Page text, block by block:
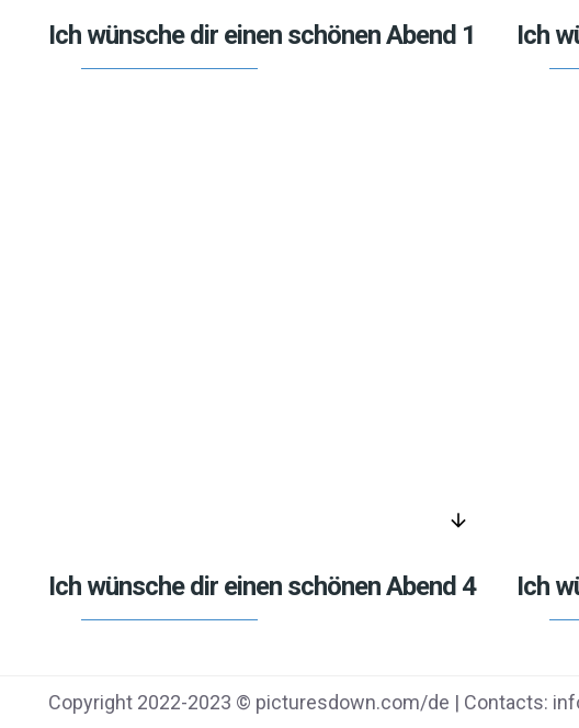
Ich wünsche dir einen schönen Abend 1 Ich
arrow_downward
Ich wünsche dir einen schönen Abend 4 Ich
Copyright 2022-2023 © picturesdown.com/de | Contacts: